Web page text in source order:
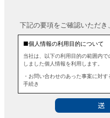
下記の要項をご確認いただき
■個人情報の利用目的について
当社は、以下の利用目的の範囲内
しました個人情報を利用します。
・お問い合わせのあった事案に対
手続き
■個人情報の第三者提供について